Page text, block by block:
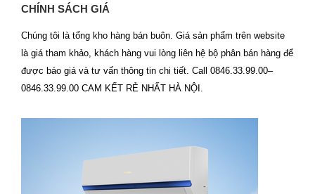
CHÍNH SÁCH GIÁ
Chúng tôi là tổng kho hàng bán buôn. Giá sản phẩm trên website
là giá tham khảo, khách hàng vui lòng liên hệ bộ phân bán hàng để
được báo giá và tư vấn thông tin chi tiết. Call 0846.33.99.00–
0846.33.99.00 CAM KẾT RẺ NHẤT HÀ NỘI.